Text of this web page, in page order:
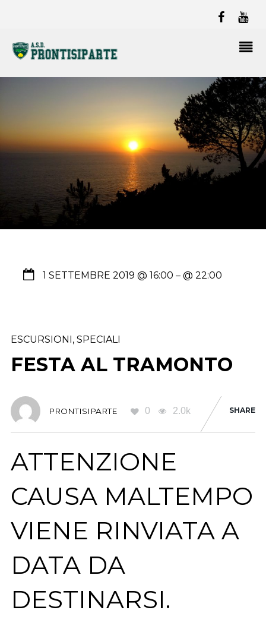
1 SETTEMBRE 2019 @ 16:00 – @ 22:00
ESCURSIONI , SPECIALI
FESTA AL TRAMONTO
PRONTISIPARTE 0 2.0k SHARE
ATTENZIONE
CAUSA MALTEMPO
VIENE RINVIATA A
DATA DA
DESTINARSI.